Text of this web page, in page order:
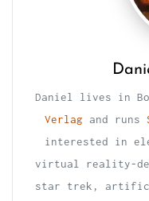
Daniel lives in
Verlag and runs
interested in
virtual reality-
star trek,